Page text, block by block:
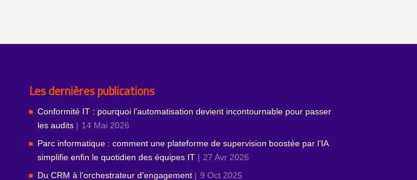
Les dernières publications
Conformité IT : pourquoi l’automatisation devient incontournable pour passer
les audits
14 Mai 2026
Parc informatique : comment une plateforme de supervision boostée par l’IA
simplifie enfin le quotidien des équipes IT
27 Avr 2026
Du CRM à l’orchestrateur d’engagement
9 Oct 2025